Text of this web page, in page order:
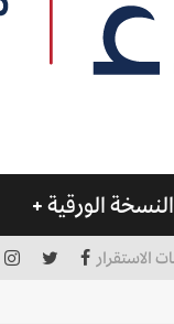
النسخة الورقية
الاستقرار